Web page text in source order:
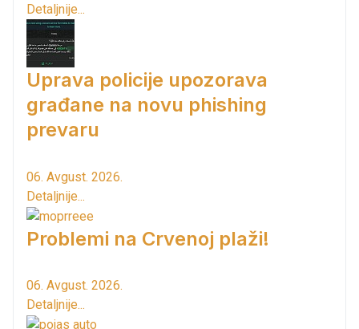
Detaljnije...
Uprava policije upozorava
građane na novu phishing
prevaru
06. Avgust. 2026.
Detaljnije...
Problemi na Crvenoj plaži!
06. Avgust. 2026.
Detaljnije...